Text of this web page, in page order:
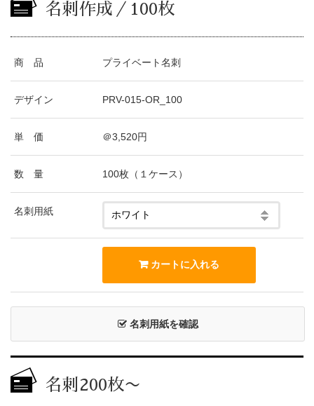
名刺作成／100枚
商 品 プライベート名刺
デザイン PRV-015-OR_100
単 価 ＠3,520円
数 量 100枚（１ケース）
名刺用紙
名刺用紙を確認
名刺200枚〜